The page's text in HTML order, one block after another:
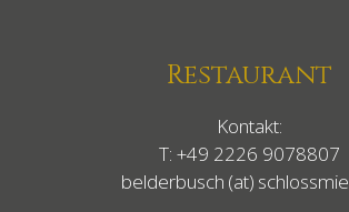
Restaurant
Kontakt:
T: +49 2226 9078807
belderbusch (at)